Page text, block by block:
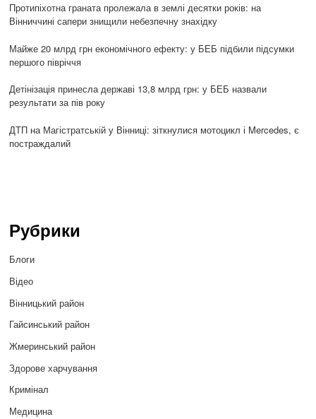
Протипіхотна граната пролежала в землі десятки років: на
Вінниччині сапери знищили небезпечну знахідку
Майже 20 млрд грн економічного ефекту: у БЕБ підбили підсумки
першого півріччя
Детінізація принесла державі 13,8 млрд грн: у БЕБ назвали
результати за пів року
ДТП на Магістратській у Вінниці: зіткнулися мотоцикл і Mercedes, є
постраждалий
Рубрики
Блоги
Відео
Вінницький район
Гайсинський район
Жмеринський район
Здорове харчування
Кримінал
Медицина